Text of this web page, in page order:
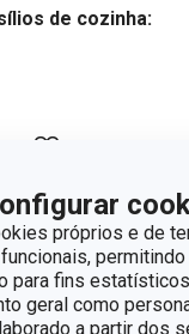
próprios e de
permitindo
para fins
geral como
a partir dos
de cozinha: